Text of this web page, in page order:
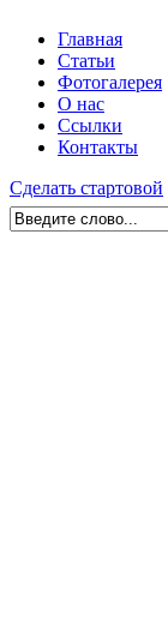
Главная
Статьи
Фотогалерея
О нас
Ссылки
Контакты
Сделать стартовой